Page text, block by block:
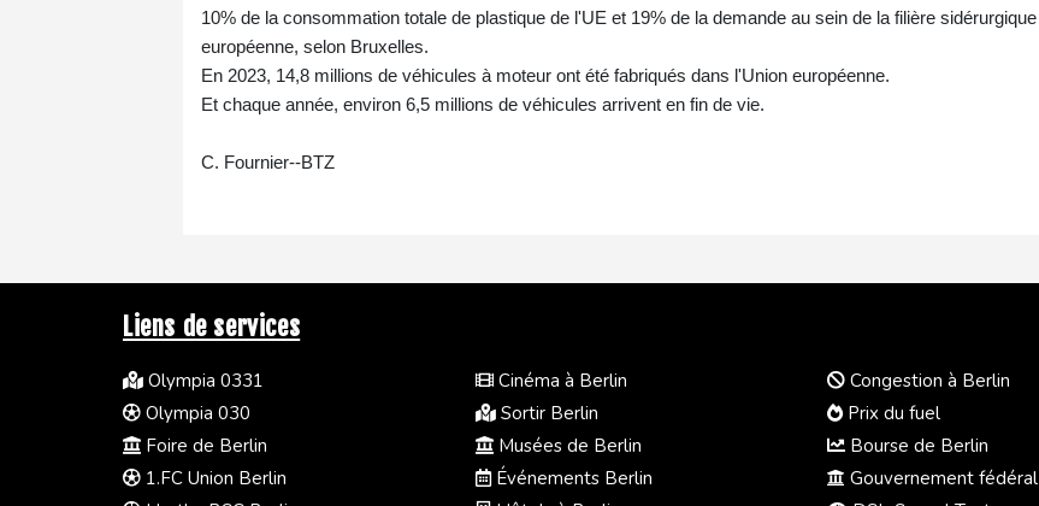
10% de la consommation totale de plastique de l'UE et 19% de la demande au sein de la filière sidérurgique
européenne, selon Bruxelles.
En 2023, 14,8 millions de véhicules à moteur ont été fabriqués dans l'Union européenne.
Et chaque année, environ 6,5 millions de véhicules arrivent en fin de vie.
C. Fournier--BTZ
Liens de services
Olympia 0331
Olympia 030
Foire de Berlin
1.FC Union Berlin
Cinéma à Berlin
Sortir Berlin
Musées de Berlin
Événements Berlin
Congestion à Berlin
Prix du fuel
Bourse de Berlin
Gouvernement fédéral